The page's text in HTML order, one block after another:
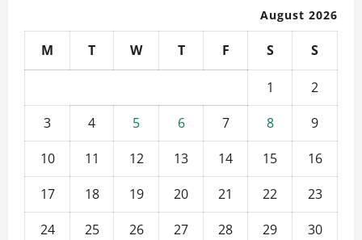
August 2026
M T W T F S S
1
2
3
4 5 6 7 8
9
10
11 12 13 14 15
16
17
18 19 20 21 22
23
24
25 26 27 28 29
30